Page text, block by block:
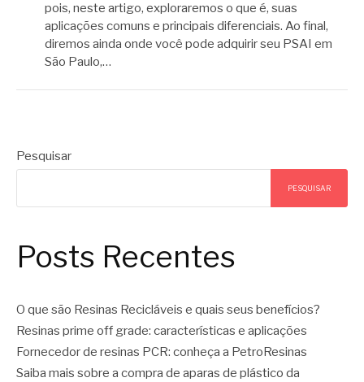
pois, neste artigo, exploraremos o que é, suas
aplicações comuns e principais diferenciais. Ao final,
diremos ainda onde você pode adquirir seu PSAI em
São Paulo,…
Pesquisar
PESQUISAR
Posts Recentes
O que são Resinas Recicláveis e quais seus benefícios?
Resinas prime off grade: características e aplicações
Fornecedor de resinas PCR: conheça a PetroResinas
Saiba mais sobre a compra de aparas de plástico da